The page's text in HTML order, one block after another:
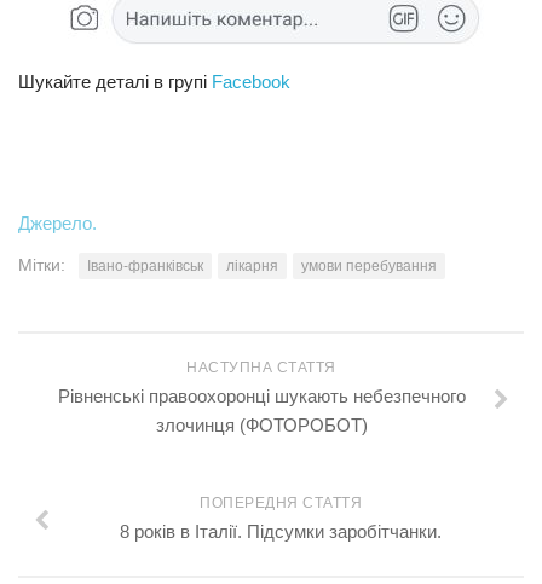
Шукайте деталі в групі Facebook
Джерело.
Мітки: Івано-франківськ лікарня умови перебування
НАСТУПНА СТАТТЯ
Рівненські правоохоронці шукають небезпечного
злочинця (ФОТОРОБОТ)
ПОПЕРЕДНЯ СТАТТЯ
8 років в Італії. Підсумки заробітчанки.